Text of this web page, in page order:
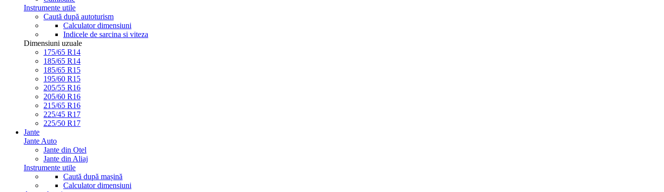
Instrumente utile
Caută după autoturism
Calculator dimensiuni
Indicele de sarcina si viteza
Dimensiuni uzuale
175/65 R14
185/65 R14
185/65 R15
195/60 R15
205/55 R16
205/60 R16
215/65 R16
225/45 R17
225/50 R17
Jante
Jante Auto
Jante din Otel
Jante din Aliaj
Instrumente utile
Caută după mașină
Calculator dimensiuni